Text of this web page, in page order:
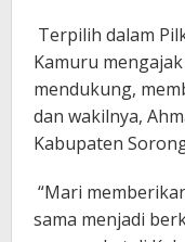
Terpilih dalam
Kamuru
mendukung,
dan wakilnya,
Kabupaten
“Mari
sama menjadi